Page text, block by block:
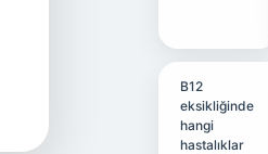
B12
eksikliğinde
hangi
hastalıklar